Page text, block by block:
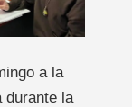
a la
durante la